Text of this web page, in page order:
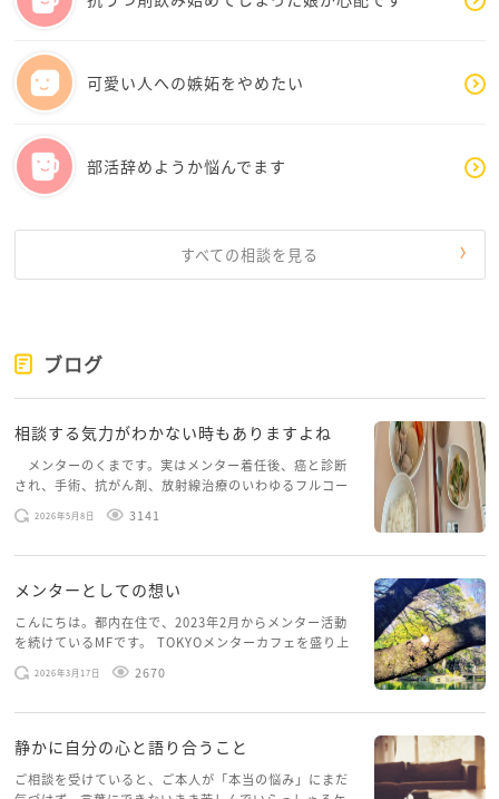
旧姓＋通称呼称名
4通りもあるのですね。
選択肢が多いと悩んでしまいますよね。
可愛い人への嫉妬をやめたい
部活辞めようか悩んでます
すべての相談を見る
ブログ
相談する気力がわかない時もありますよね
メンターのくまです。実はメンター着任後、癌と診断
され、手術、抗がん剤、放射線治療のいわゆるフルコー
スを体験していて、しばらくメンターカフェに来られて
いませんでした。体力だけでなく、気力も落ちパソコン
2026年5月8日 3141
メンターとしての想い
こんにちは。都内在住で、2023年2月からメンター活動
を続けているMFです。 TOKYOメンターカフェを盛り上
げたいという想いから、勇気を出して初めてブログを投
稿してみようと思います。少し自分のことを書いてみま
2026年3月17日 2670
静かに自分の心と語り合うこと
ご相談を受けていると、ご本人が「本当の悩み」にまだ